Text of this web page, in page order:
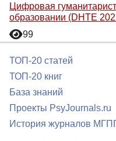
Цифровая
образовании (DHTE
99
ТОП-20 статей
ТОП-20 книг
База знаний
Проекты PsyJournals.ru
История журналов